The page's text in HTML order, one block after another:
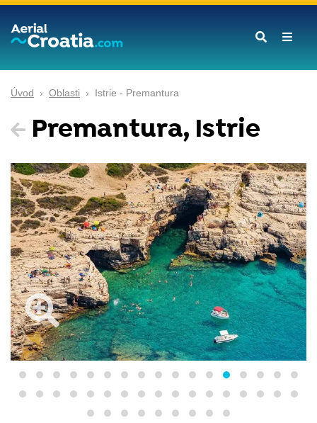
Úvod Oblasti Istrie - Premantura
Premantura, Istrie